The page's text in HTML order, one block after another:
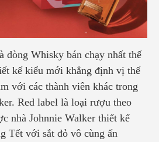
dòng Whisky bán chạy nhất thế
kế kiểu mới khẳng định vị thế
với các thành viên khác trong
Red label là loại rượu theo
nhà Johnnie Walker thiết kế
Tết với sắt đỏ vô cùng ấn